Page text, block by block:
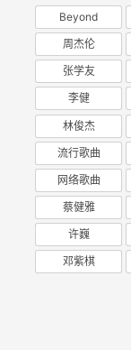
Beyond
周杰伦
张学友
李健
林俊杰
流行歌曲
网络歌曲
蔡健雅
许巍
邓紫棋